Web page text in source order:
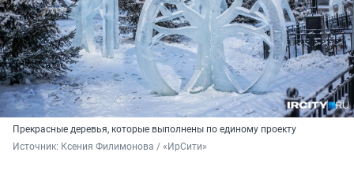
Прекрасные деревья, которые выполнены по единому проекту
Источник: Ксения Филимонова / «ИрСити»